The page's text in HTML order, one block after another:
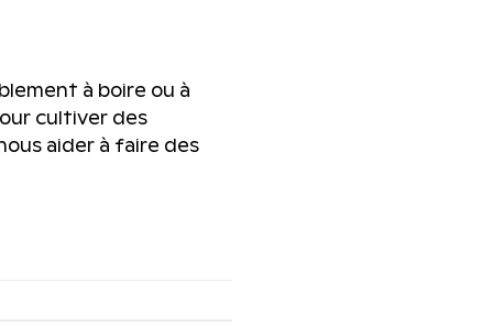
à boire ou à
cultiver des
aider à faire des